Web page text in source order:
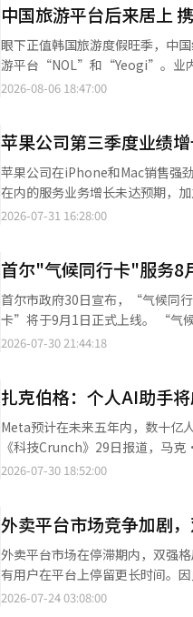
增加了21%。쿠팡이츠同样创下
行抽样调查后得出的估算结果。
异。此外，쿠팡Inc的董事长金范
正在逐渐回归。金范锡表示：“
务，以便客户能够节省更多的费
中国旅游平台后来居上
眼下正值韩国旅游度假旺季，中
游平台“NOL”和“Yeogi”。业内
本土企业压力山大。 6日，人工智能（AI）企业IGAWorks发布数据显示，上月携程韩国App月活跃用户数（MAU）
544.9077万人，同比增长17.5%
增长5.8%和8.1%。 分析称，携程近年来持续加大在韩国市场的营销和投资，拉动用户快速增长。根据IGAWorks的
数据，携程在韩国旅游业广告投
Time”特价活动，并与Naver、
新增用户人数方面，携程同样遥
23.7万次，同比下降0.7%。 不过，在用户使用时长方面，本土平台仍保持领先优势。“NOL”上月用户总使用时长
达到202.7万小时，同比增长
总使用时长同比大幅增长72.5%至
国上海，成立于1999年。集团
最大的在线旅游服务企业之一。
表各平台在韩国市场的实际交易
应用使用行为，通过AI模型进行
2026-08-06 18:47:00
苹果公司第三季度业绩
苹果公司在iPhone和Mac销售强
在内的服务业务增长未达预期，加
公司于30日（当地时间）公布，
21.7%；Mac营收为104亿美元，同比增长28.7%。 相对而言，App Store
亿美元，同比增长12.1%，但未达到市场预期的约312亿美
188亿美元，同比增长22.4%，恢复了两
受到美国政府关税退税的影响。
元。如果不考虑关税退税的影响，实际利润增长幅度
半导体生产能力不足，部分产品的
iPhone和Mac的强劲销售反应不
盘后交易中下跌了约8%。※ 本报
2026-07-31 16:28:00
首尔"气候同行卡"服务8
首尔市政府30日宣布，“气候同
卡”将于9月1日正式上线。 “气候同行卡”是首尔市政府于2024年推出的公共交通预付卡；“全民卡”则是在韩国
全国性公共交通优惠卡“K-Pass”基
公共交通支出不足6.2万韩元（约
用户为30%。 目前，已使用“K-Pass”的首尔市民无需重新申领新卡，即可自动享受首尔市推出的青年优惠政策。
首次申请“全民卡”的市民，可
利银行、IBK企业银行、光州银
办理。 为避免现行30天版“气候同行卡”停用与“全民卡”上线之间出现政策空档，给市民造成不便，首尔市决定
29日；后付费版“气候同行卡”则可使用至9月30日。 数据显示，截
600万人。继今年4月突破500万人后，仅约3个月便新增
金容锡（音）表示，通过与首尔
出行的便利性。
2026-07-30 21:44:18
扎克伯格：个人AI助手
Meta预计在未来五年内，数十亿
《科技Crunch》29日报道，马
没有一个能够理解他们目标并帮助他们实现目标的个人助手
Meta将超越简单回答用户问题的
人AI助手将成为未来几个月和几年内推出的下
Messenger向全球推出的企业AI
用户体验扩展到个人AI助手中。 然而，巨额的AI投资成本成为负担。Meta本季度的自由现金流为7.84亿美元（约合
1.13万亿韩元），较去年同期的
2026-07-30 18:52:00
外卖平台市场竞争加剧
外卖平台市场在停滞期内，双强
有用户在平台上停留更长时间。
率。 根据爱智艾公司的移动指数
2026-07-24 03:08:00